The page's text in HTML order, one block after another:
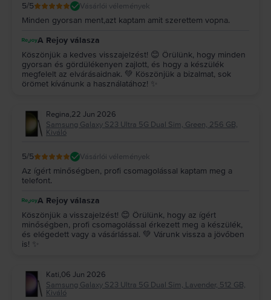
5/5 Vásárlói vélemények
Minden gyorsan ment,azt kaptam amit szerettem vopna.
A Rejoy válasza
Köszönjük a kedves visszajelzést! 😊 Örülünk, hogy minden
gyorsan és gördülékenyen zajlott, és hogy a készülék
megfelelt az elvárásaidnak. 💚 Köszönjük a bizalmat, sok
örömet kívánunk a használatához! ✨
Regina,22 Jun 2026
Samsung Galaxy S23 Ultra 5G Dual Sim, Green, 256 GB,
Kiváló
5/5 Vásárlói vélemények
Az ígért minőségben, profi csomagolással kaptam meg a
telefont.
A Rejoy válasza
Köszönjük a visszajelzést! 😊 Örülünk, hogy az ígért
minőségben, profi csomagolással érkezett meg a készülék,
és elégedett vagy a vásárlással. 💚 Várunk vissza a jövőben
is! ✨
Kati,06 Jun 2026
Samsung Galaxy S23 Ultra 5G Dual Sim, Lavender, 512 GB,
Kiváló